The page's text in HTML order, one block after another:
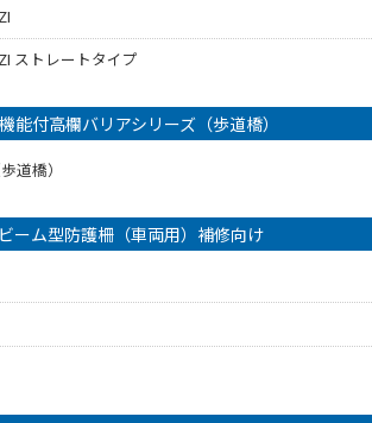
ストレートタイプ
能付高欄バリアシリーズ（歩道橋）
道橋）
ーム型防護柵（車両用）補修向け